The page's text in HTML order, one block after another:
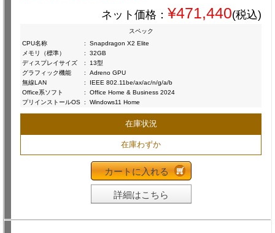
ネット価格： ¥471,440(税込)
スペック
CPU名称
:
Snapdragon X2 Elite
メモリ（標準）
:
32GB
ディスプレイサイズ
:
13型
グラフィック機能
:
Adreno GPU
無線LAN
:
IEEE 802.11be/ax/ac/n/g/a/b
Office系ソフト
:
Office Home & Business 2024
プリインストールOS : Windows11 Home
在庫状況
在庫わずか
カートに入れる
詳細はこちら